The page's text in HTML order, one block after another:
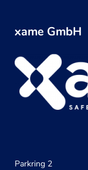
xame GmbH
Parkring 2